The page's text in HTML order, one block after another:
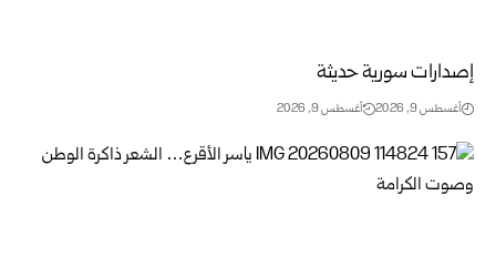
إصدارات سورية حديثة
أغسطس 9, 2026 أغسطس 9, 2026